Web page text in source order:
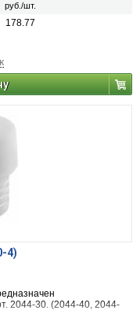
руб./шт.
178.77
4)
2044-30. (2044-40, 2044-